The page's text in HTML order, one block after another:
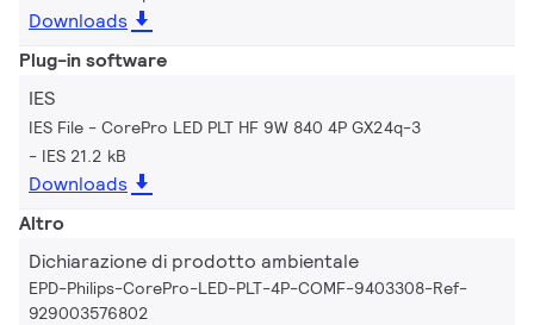
Downloads
Plug-in software
IES
IES File - CorePro LED PLT HF 9W 840 4P GX24q-3
IES 21.2 kB
Downloads
Altro
Dichiarazione di prodotto ambientale
EPD-Philips-CorePro-LED-PLT-4P-COMF-9403308-Ref-
929003576802